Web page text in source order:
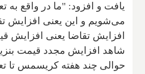
یافت و افزود: "ما در واقع به
می‌شویم و این یعنی افزایش
افزایش تقاضا یعنی افزایش
شاهد افزایش مجدد قیمت
حوالی چند هفته کریسمس تا